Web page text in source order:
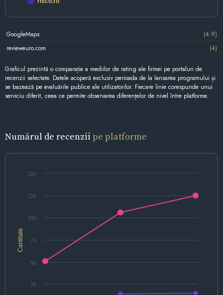
GoogleMaps
(4.9)
revieweuro.com
(4)
Graficul prezintă o comparație a mediilor de rating ale firmei pe portaluri de
recenzii selectate. Datele acoperă exclusiv perioada de la lansarea programului și
se bazează pe evaluările publice ale utilizatorilor. Fiecare linie corespunde unui
serviciu diferit, ceea ce permite observarea diferențelor de nivel între platforme.
Numărul de recenzii pe platforme
Cantitate
25
50
75
100
125
150